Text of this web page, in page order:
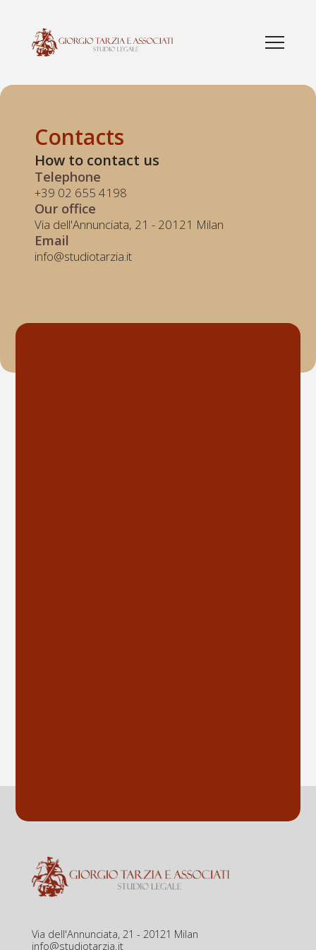
Contacts
How to contact us
Telephone
+39 02 655 4198
Our office
Via dell'Annunciata, 21 - 20121 Milan
Email
info@studiotarzia.it
Via dell'Annunciata, 21 - 20121 Milan
info@studiotarzia.it